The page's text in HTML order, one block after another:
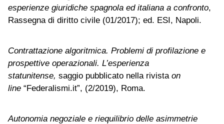
esperienze giuridiche spagnola ed italiana a confronto,
Rassegna di diritto civile (01/2017); ed. ESI, Napoli.
Contrattazione algoritmica. Problemi di profilazione e
prospettive operazionali. L’esperienza
statunitense, saggio pubblicato nella rivista on
line “Federalismi.it”, (2/2019), Roma.
Autonomia negoziale e riequilibrio delle asimmetrie